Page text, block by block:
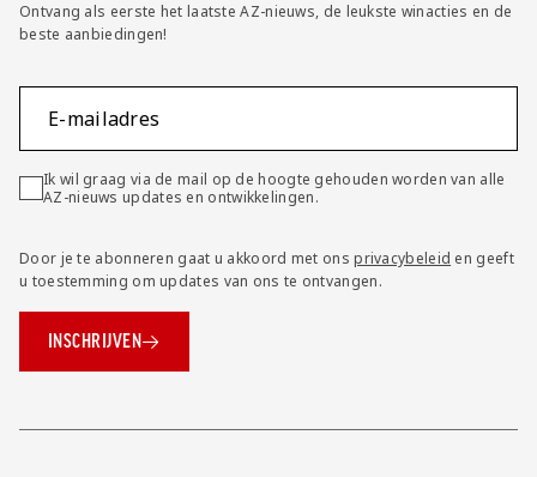
Ontvang als eerste het laatste AZ-nieuws, de leukste winacties en de
beste aanbiedingen!
E-mailadres
Ik wil graag via de mail op de hoogte gehouden worden van alle
AZ-nieuws updates en ontwikkelingen.
Door je te abonneren gaat u akkoord met onsprivacybeleid en geeft
u toestemming om updates van ons te ontvangen.
INSCHRIJVEN